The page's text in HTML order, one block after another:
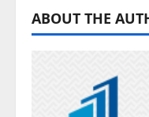
ABOUT THE